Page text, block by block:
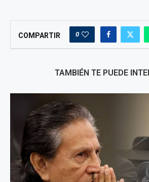
COMPARTIR 0
TAMBIÉN TE PUEDE